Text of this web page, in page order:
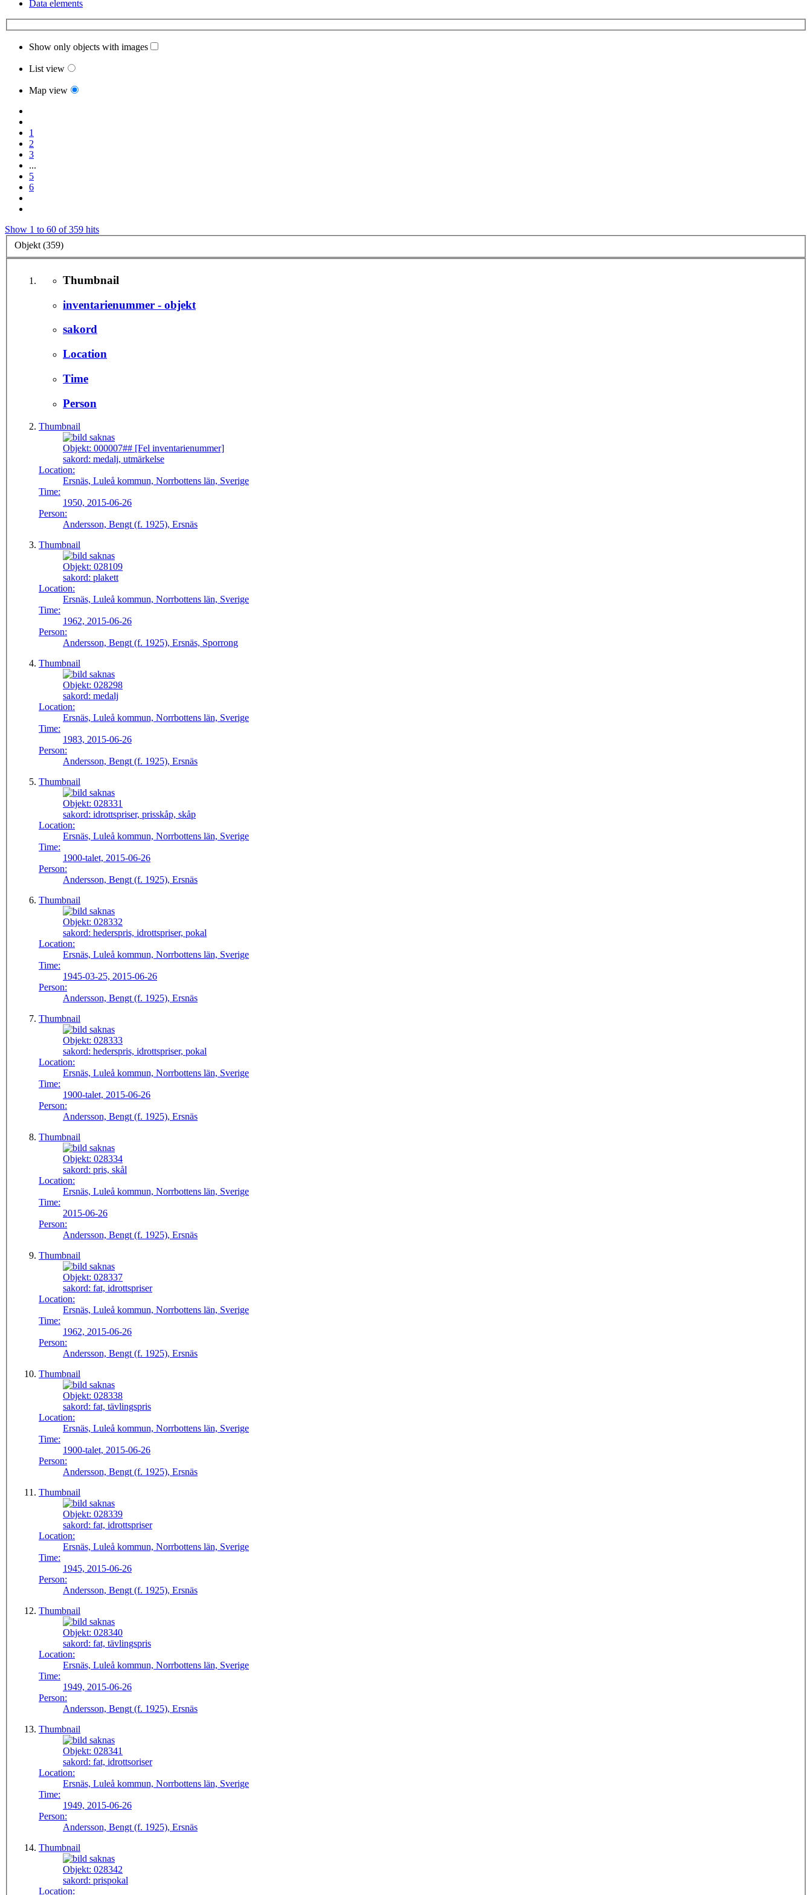
Data elements
Show only objects with images
List view
Map view
1
2
3
...
5
6
Show 1 to 60 of 359 hits
Objekt (359)
Thumbnail
inventarienummer - objekt
sakord
Location
Time
Person
Thumbnail
Objekt: 000007## [Fel inventarienummer]
sakord: medalj, utmärkelse
Location:
Ersnäs, Luleå kommun, Norrbottens län, Sverige
Time:
1950, 2015-06-26
Person:
Andersson, Bengt (f. 1925), Ersnäs
Thumbnail
Objekt: 028109
sakord: plakett
Location:
Ersnäs, Luleå kommun, Norrbottens län, Sverige
Time:
1962, 2015-06-26
Person:
Andersson, Bengt (f. 1925), Ersnäs, Sporrong
Thumbnail
Objekt: 028298
sakord: medalj
Location:
Ersnäs, Luleå kommun, Norrbottens län, Sverige
Time:
1983, 2015-06-26
Person:
Andersson, Bengt (f. 1925), Ersnäs
Thumbnail
Objekt: 028331
sakord: idrottspriser, prisskåp, skåp
Location:
Ersnäs, Luleå kommun, Norrbottens län, Sverige
Time:
1900-talet, 2015-06-26
Person:
Andersson, Bengt (f. 1925), Ersnäs
Thumbnail
Objekt: 028332
sakord: hederspris, idrottspriser, pokal
Location:
Ersnäs, Luleå kommun, Norrbottens län, Sverige
Time:
1945-03-25, 2015-06-26
Person:
Andersson, Bengt (f. 1925), Ersnäs
Thumbnail
Objekt: 028333
sakord: hederspris, idrottspriser, pokal
Location:
Ersnäs, Luleå kommun, Norrbottens län, Sverige
Time:
1900-talet, 2015-06-26
Person:
Andersson, Bengt (f. 1925), Ersnäs
Thumbnail
Objekt: 028334
sakord: pris, skål
Location:
Ersnäs, Luleå kommun, Norrbottens län, Sverige
Time:
2015-06-26
Person:
Andersson, Bengt (f. 1925), Ersnäs
Thumbnail
Objekt: 028337
sakord: fat, idrottspriser
Location:
Ersnäs, Luleå kommun, Norrbottens län, Sverige
Time:
1962, 2015-06-26
Person:
Andersson, Bengt (f. 1925), Ersnäs
Thumbnail
Objekt: 028338
sakord: fat, tävlingspris
Location:
Ersnäs, Luleå kommun, Norrbottens län, Sverige
Time:
1900-talet, 2015-06-26
Person:
Andersson, Bengt (f. 1925), Ersnäs
Thumbnail
Objekt: 028339
sakord: fat, idrottspriser
Location:
Ersnäs, Luleå kommun, Norrbottens län, Sverige
Time:
1945, 2015-06-26
Person:
Andersson, Bengt (f. 1925), Ersnäs
Thumbnail
Objekt: 028340
sakord: fat, tävlingspris
Location:
Ersnäs, Luleå kommun, Norrbottens län, Sverige
Time:
1949, 2015-06-26
Person:
Andersson, Bengt (f. 1925), Ersnäs
Thumbnail
Objekt: 028341
sakord: fat, idrottsoriser
Location:
Ersnäs, Luleå kommun, Norrbottens län, Sverige
Time:
1949, 2015-06-26
Person:
Andersson, Bengt (f. 1925), Ersnäs
Thumbnail
Objekt: 028342
sakord: prispokal
Location: